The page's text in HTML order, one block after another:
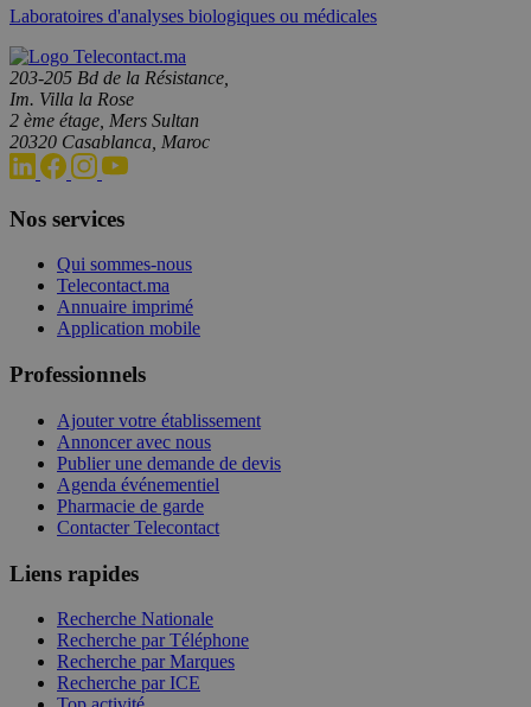
Laboratoires d'analyses biologiques ou médicales
203-205 Bd de la Résistance,
Im. Villa la Rose
2 ème étage, Mers Sultan
20320 Casablanca, Maroc
Nos services
Qui sommes-nous
Telecontact.ma
Annuaire imprimé
Application mobile
Professionnels
Ajouter votre établissement
Annoncer avec nous
Publier une demande de devis
Agenda événementiel
Pharmacie de garde
Contacter Telecontact
Liens rapides
Recherche Nationale
Recherche par Téléphone
Recherche par Marques
Recherche par ICE